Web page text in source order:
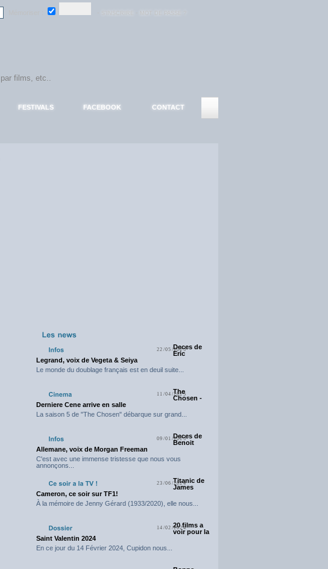
FESTIVALS FACEBOOK CONTACT
22/05/2025Deces de
Eric
Legrand, voix de Vegeta & Seiya
Le monde du doublage français est en deuil suite...
11/04/2025
The
Chosen -
Derniere Cene arrive en salle
La saison 5 de "The Chosen" débarque sur grand...
09/01/2025Deces de
Benoit
Allemane, voix de Morgan Freeman
C'est avec une immense tristesse que nous vous
annonçons...
23/06/2024Titanic de
James
Cameron, ce soir sur TF1!
À la mémoire de Jenny Gérard (1933/2020), elle nous...
14/02/202420 films a
voir pour la
Saint Valentin 2024
En ce jour du 14 Février 2024, Cupidon nous...